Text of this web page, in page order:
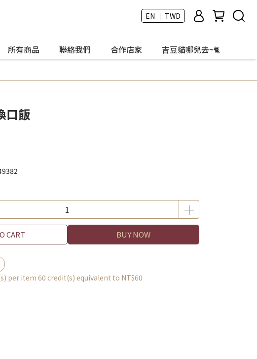
EN ｜ TWD
所有商品 聯絡我們 合作店家 吉豆貓哪兒去~🐈
口飯
CART BUY NOW
per item 60 credit(s) equivalent to NT$60